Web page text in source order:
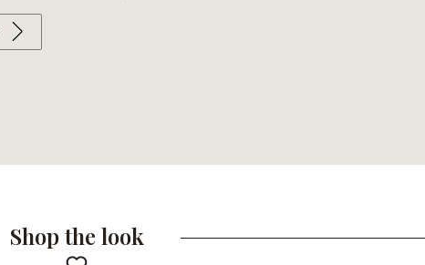
Shop the look